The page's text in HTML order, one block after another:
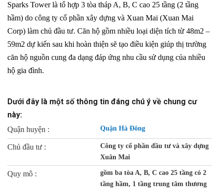
Sparks Tower là tổ hợp 3 tòa tháp A, B, C cao 25 tầng (2 tầng
hầm) do công ty cổ phần xây dựng và Xuan Mai (Xuan Mai
Corp) làm chủ đầu tư. Căn hộ gồm nhiều loại diện tích từ 48m2 –
59m2 dự kiến sau khi hoàn thiện sẽ tạo điều kiện giúp thị trường
căn hộ nguồn cung đa dạng đáp ứng nhu cầu sử dụng của nhiều
hộ gia đình.
Dưới đây là một số thông tin đáng chú ý về chung cư
này:
Quận huyện : Quận Hà Đông
Chủ đầu tư :
Công ty cổ phần đầu tư và xây dựng
Xuân Mai
Quy mô :
gồm ba tòa A, B, C cao 25 tầng có 2
tầng hầm, 1 tầng trung tâm thương